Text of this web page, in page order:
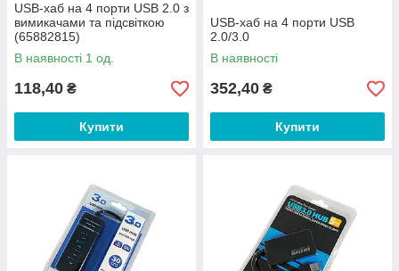
USB-хаб на 4 порти USB 2.0 з
вимикачами та підсвіткою
(65882815)
В наявності 1 од.
118,40 ₴
Купити
USB-хаб на 4 порти USB
2.0/3.0
В наявності
352,40 ₴
Купити